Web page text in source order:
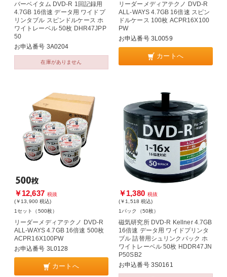
バーベイタム DVD-R 1回記録用
4.7GB 16倍速 データ用 ワイドプ
リンタブル スピンドルケース ホ
ワイトレーベル 50枚 DHR47JPP
50
お申込番号 3A0204
在庫がありません
リーダーメディアテクノ DVD-R
ALL-WAYS 4.7GB 16倍速 スピン
ドルケース 100枚 ACPR16X100
PW
お申込番号 3L0059
カートへ
￥12,637 税抜
(￥13,900 税込)
1セット（500枚）
リーダーメディアテクノ DVD-R
ALL-WAYS 4.7GB 16倍速 500枚
ACPR16X100PW
お申込番号 3L0128
カートへ
￥1,380 税抜
(￥1,518 税込)
1パック（50枚）
磁気研究所 DVD-R Kellner 4.7GB
16倍速 データ用 ワイドプリンタ
ブル 詰替用シュリンクパック ホ
ワイトレーベル 50枚 HDDR47JN
P50SB2
お申込番号 3S0161